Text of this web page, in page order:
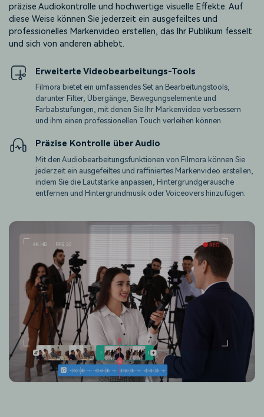
präzise Audiokontrolle und hochwertige visuelle Effekte. Auf
diese Weise können Sie jederzeit ein ausgefeiltes und
professionelles Markenvideo erstellen, das Ihr Publikum fesselt
und sich von anderen abhebt.
Erweiterte Videobearbeitungs-Tools
Filmora bietet ein umfassendes Set an Bearbeitungstools,
darunter Filter, Übergänge, Bewegungselemente und
Farbabstufungen, mit denen Sie Ihr Markenvideo verbessern
und ihm einen professionellen Touch verleihen können.
Präzise Kontrolle über Audio
Mit den Audiobearbeitungsfunktionen von Filmora können Sie
jederzeit ein ausgefeiltes und raffiniertes Markenvideo erstellen,
indem Sie die Lautstärke anpassen, Hintergrundgeräusche
entfernen und Hintergrundmusik oder Voiceovers hinzufügen.